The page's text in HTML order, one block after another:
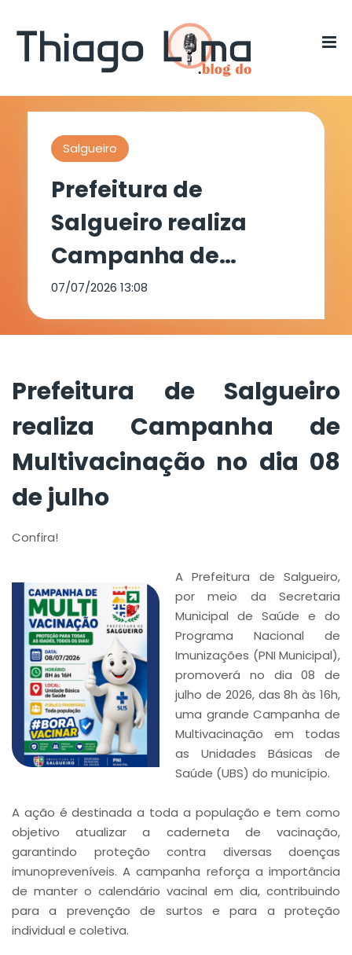
Salgueiro
Prefeitura de
Salgueiro realiza
Campanha de
Multivacinação no
dia 08 de julho
07/07/2026 13:08
Prefeitura de Salgueiro
realiza Campanha de
Multivacinação no dia 08
de julho
Confira!
A Prefeitura de Salgueiro,
por meio da Secretaria
Municipal de Saúde e do
Programa Nacional de
Imunizações (PNI Municipal),
promoverá no dia 08 de
julho de 2026, das 8h às 16h,
uma grande Campanha de
Multivacinação em todas
as Unidades Básicas de
Saúde (UBS) do município.
A ação é destinada a toda a população e tem como
objetivo atualizar a caderneta de vacinação,
garantindo proteção contra diversas doenças
imunopreveníveis. A campanha reforça a importância
de manter o calendário vacinal em dia, contribuindo
para a prevenção de surtos e para a proteção
individual e coletiva.